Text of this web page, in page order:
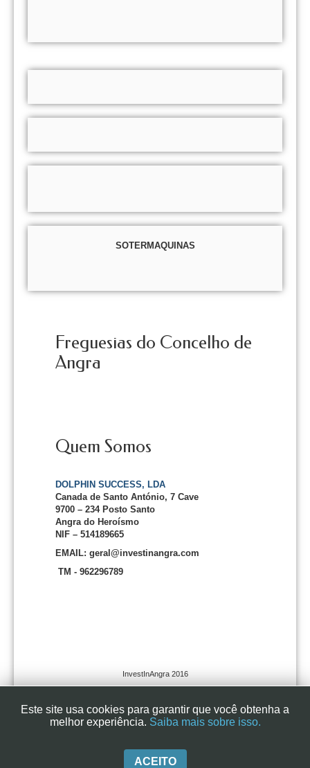
SOTERMAQUINAS
Freguesias do Concelho de
Angra
Quem Somos
DOLPHIN SUCCESS, LDA
Canada de Santo António, 7 Cave
9700 – 234 Posto Santo
Angra do Heroísmo
NIF – 514189665
EMAIL: geral@investinangra.com
TM - 962296789
InvestInAngra 2016
Este site usa cookies para garantir que você obtenha a
melhor experiência. Saiba mais sobre isso.
ACEITO